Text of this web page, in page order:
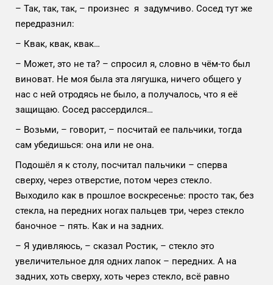
– Так, так, так, – произнес я задумчиво. Сосед тут же
передразнил:
– Квак, квак, квак…
– Может, это не та? – спросил я, словно в чём-то был
виноват. Не моя была эта лягушка, ничего общего у
нас с ней отродясь не было, а получалось, что я её
защищаю. Сосед рассердился…
– Возьми, – говорит, – посчитай ее пальчики, тогда
сам убедишься: она или не она.
Подошёл я к столу, посчитал пальчики – сперва
сверху, через отверстие, потом через стекло.
Выходило как в прошлое воскресенье: просто так, без
стекла, на передних ногах пальцев три, через стекло
баночное – пять. Как и на задних.
– Я удивляюсь, – сказал Ростик, – стекло это
увеличительное для одних лапок – передних. А на
задних, хоть сверху, хоть через стекло, всё равно